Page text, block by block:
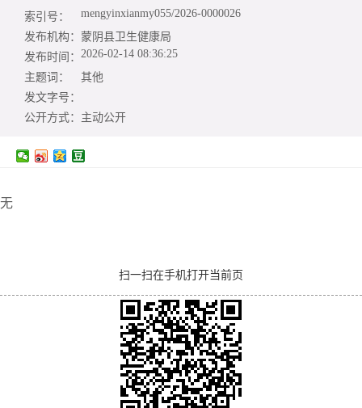
索引号：
mengyinxianmy055/2026-0000026
发布机构： 蒙阴县卫生健康局
发布时间： 2026-02-14 08:36:25
主题词：
其他
发文字号：
公开方式： 主动公开
无
扫一扫在手机打开当前页